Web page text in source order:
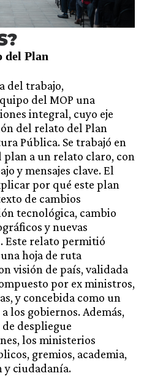
del Plan
del trabajo,
del MOP una
integral, cuyo eje
del relato del Plan
Pública. Se trabajó en
a un relato claro, con
y mensajes clave. El
por qué este plan
de cambios
tecnológica, cambio
y nuevas
Este relato permitió
hoja de ruta
visión de país, validada
por ex ministros,
y concebida como un
los gobiernos. Además,
despliegue
los ministerios
gremios, academia,
y ciudadanía.